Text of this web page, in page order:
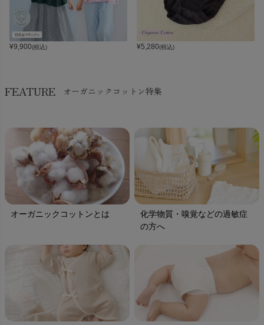
¥9,900(税込) ¥5,280(税込)
FEATURE オーガニックコットン特集
オーガニックコットンとは
化学物質・嗅覚などの過敏症
の方へ